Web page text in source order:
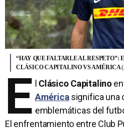
“HAY QUE FALTARLE AL RESPETO”:
CLÁSICO CAPITALINO VS AMÉRICA
E Clásico Capitalino
Américasignifica una
emblemáticas del
El enfrentamiento entre Club